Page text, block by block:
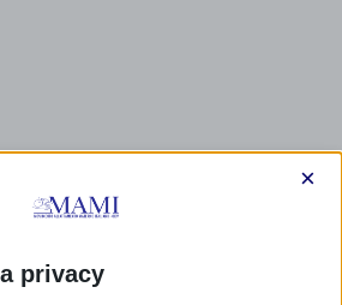
privacy
×